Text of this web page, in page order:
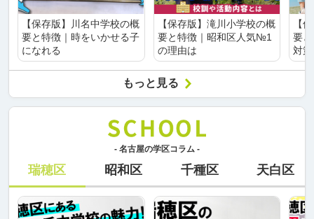
【保存版】川名中学校の概
要と特徴｜時をいかせる子
になれる
【保存版】滝川小学校の概
要と特徴｜昭和区人気№1
の理由は
【
要
対
もっと見る
- 名古屋の学区コラム -
瑞穂区 昭和区 千種区 天白区